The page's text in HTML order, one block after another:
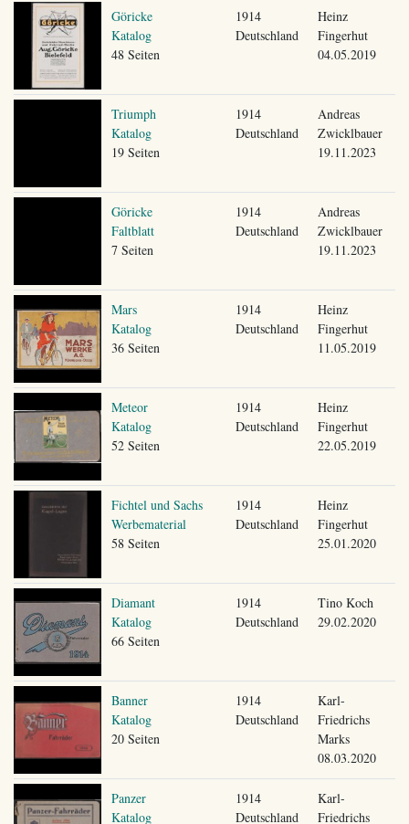
Göricke
Katalog
48 Seiten
1914
Deutschland
Heinz
Fingerhut
04.05.2019
Triumph
Katalog
19 Seiten
1914
Deutschland
Andreas
Zwicklbauer
19.11.2023
Göricke
Faltblatt
7 Seiten
1914
Deutschland
Andreas
Zwicklbauer
19.11.2023
Mars
Katalog
36 Seiten
1914
Deutschland
Heinz
Fingerhut
11.05.2019
Meteor
Katalog
52 Seiten
1914
Deutschland
Heinz
Fingerhut
22.05.2019
Fichtel und Sachs
Werbematerial
58 Seiten
1914
Deutschland
Heinz
Fingerhut
25.01.2020
Diamant
Katalog
66 Seiten
1914
Deutschland
Tino Koch
29.02.2020
Banner
Katalog
20 Seiten
1914
Deutschland
Karl-
Friedrichs
Marks
08.03.2020
Panzer
Katalog
1914
Deutschland
Karl-
Friedrichs